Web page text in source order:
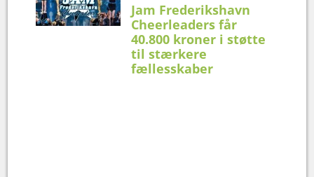
Jam Frederikshavn
Cheerleaders får
40.800 kroner i støtte
til stærkere
fællesskaber